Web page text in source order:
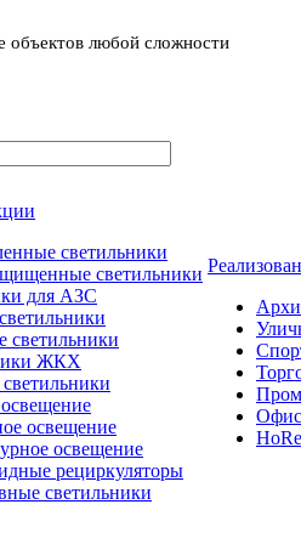
объектов любой сложности
светильники
светильники
для АЗС
светильники
ЖКХ
освещение
освещение
рециркуляторы
светильники